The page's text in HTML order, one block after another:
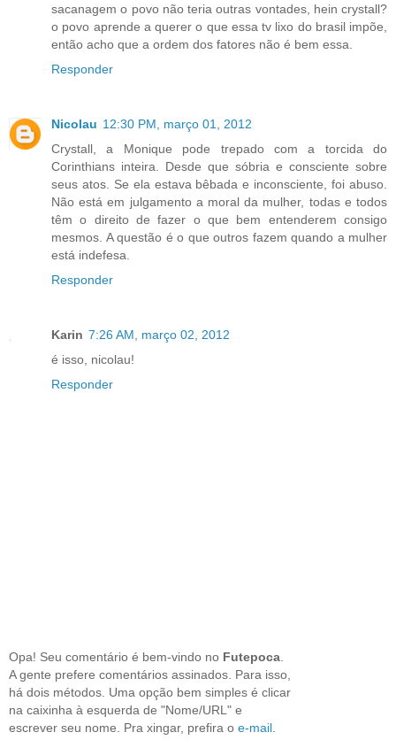
sacanagem o povo não teria outras vontades, hein crystall?
o povo aprende a querer o que essa tv lixo do brasil impõe,
então acho que a ordem dos fatores não é bem essa.
Responder
Nicolau 12:30 PM, março 01, 2012
Crystall, a Monique pode trepado com a torcida do
Corinthians inteira. Desde que sóbria e consciente sobre
seus atos. Se ela estava bêbada e inconsciente, foi abuso.
Não está em julgamento a moral da mulher, todas e todos
têm o direito de fazer o que bem entenderem consigo
mesmos. A questão é o que outros fazem quando a mulher
está indefesa.
Responder
Karin 7:26 AM, março 02, 2012
é isso, nicolau!
Responder
Opa! Seu comentário é bem-vindo no Futepoca
A gente prefere comentários assinados. Para isso,
há dois métodos. Uma opção bem simples é clicar
na caixinha à esquerda de "Nome/URL" e
escrever seu nome. Pra xingar, prefira o e-mail